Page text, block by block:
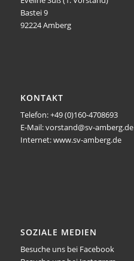
Bastei 9
92224 Amberg
KONTAKT
Telefon: +49 (0)160-4708693
E-Mail: vorstand@sv-amberg.de
Internet: www.sv-amberg.de
SOZIALE MEDIEN
Besuche uns bei Facebook